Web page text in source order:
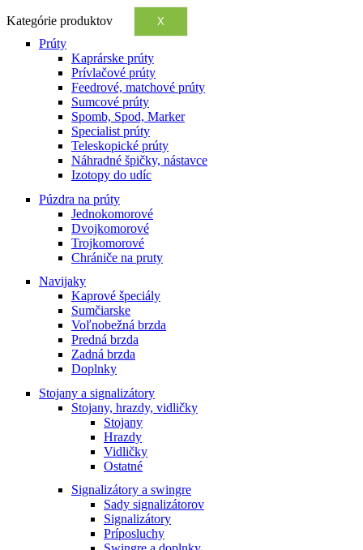
Kategórie produktov X
Prúty
Kaprárske prúty
Prívlačové prúty
Feedrové, matchové prúty
Sumcové prúty
Spomb, Spod, Marker
Specialist prúty
Teleskopické prúty
Náhradné špičky, nástavce
Izotopy do udíc
Púzdra na prúty
Jednokomorové
Dvojkomorové
Trojkomorové
Chrániče na pruty
Navijaky
Kaprové špeciály
Sumčiarske
Voľnobežná brzda
Predná brzda
Zadná brzda
Doplnky
Stojany a signalizátory
Stojany, hrazdy, vidličky
Stojany
Hrazdy
Vidličky
Ostatné
Signalizátory a swingre
Sady signalizátorov
Signalizátory
Príposluchy